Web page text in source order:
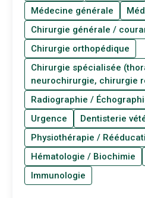
Médecine générale
Chirurgie générale /
Chirurgie orthopédique
Chirurgie spécialisée
neurochirurgie, chirurgie
Radiographie /
Urgence
Dentisterie
Physiothérapie /
Hématologie / Biochimie
Immunologie